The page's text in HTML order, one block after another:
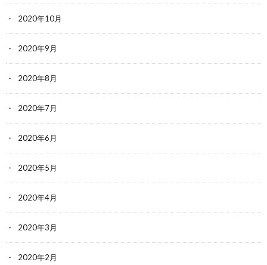
2020年10月
2020年9月
2020年8月
2020年7月
2020年6月
2020年5月
2020年4月
2020年3月
2020年2月